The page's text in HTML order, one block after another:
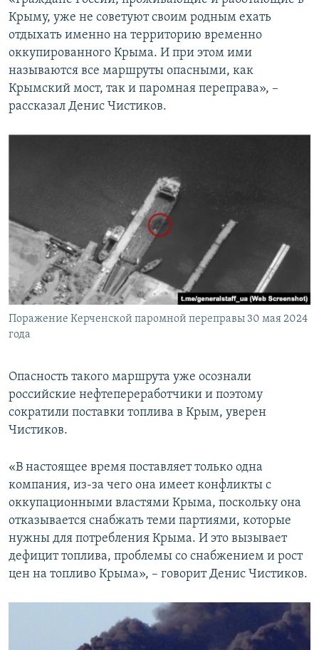
Крыму, уже не советуют своим родным ехать
отдыхать именно на территорию временно
оккупированного Крыма. И при этом ими
называются все маршруты опасными, как
Крымский мост, так и паромная переправа», –
рассказал Денис Чистиков.
Поражение Керченской паромной переправы 30 мая 2024
года
Опасность такого маршрута уже осознали
российские нефтепереработчики и поэтому
сократили поставки топлива в Крым, уверен
Чистиков.
«В настоящее время поставляет только одна
компания, из-за чего она имеет конфликты с
оккупационными властями Крыма, поскольку она
отказывается снабжать теми партиями, которые
нужны для потребления Крыма. И это вызывает
дефицит топлива, проблемы со снабжением и рост
цен на топливо Крыма», – говорит Денис Чистиков.